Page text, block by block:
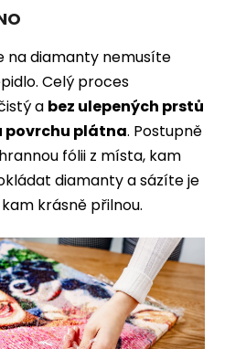
na diamanty nemusíte
Celý proces
a bez ulepených prstů
povrchu plátna. Postupně
fólii z místa, kam
diamanty a sázíte je
krásně přilnou.